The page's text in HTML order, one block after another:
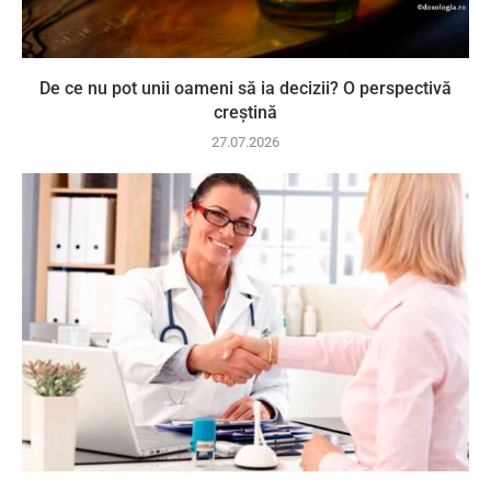
De ce nu pot unii oameni să ia decizii? O perspectivă
creștină
27.07.2026